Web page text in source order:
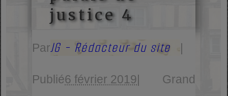
justice 4
ParJG - Rédacteur du site
Publié6 février 2019 Grand